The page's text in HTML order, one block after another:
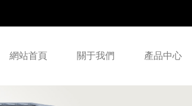
網站首頁 關于我們 產品中心